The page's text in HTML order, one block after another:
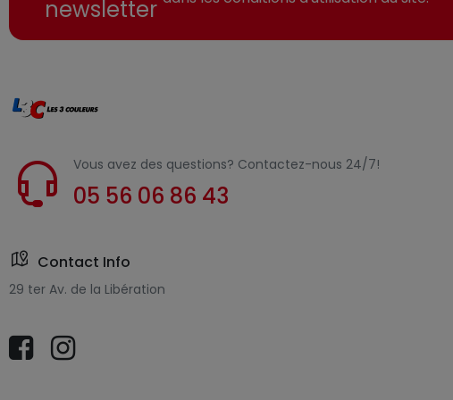
newsletter
Vous avez des questions? Contactez-nous 24/7!
05 56 06 86 43
Contact Info
29 ter Av. de la Libération